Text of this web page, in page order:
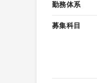
勤務体系
募集科目